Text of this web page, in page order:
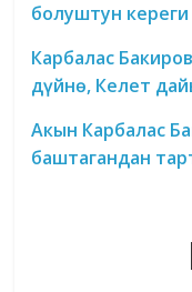
болуштун
Карбалас
дүйнө, Келет
Акын Карбалас
баштагандан